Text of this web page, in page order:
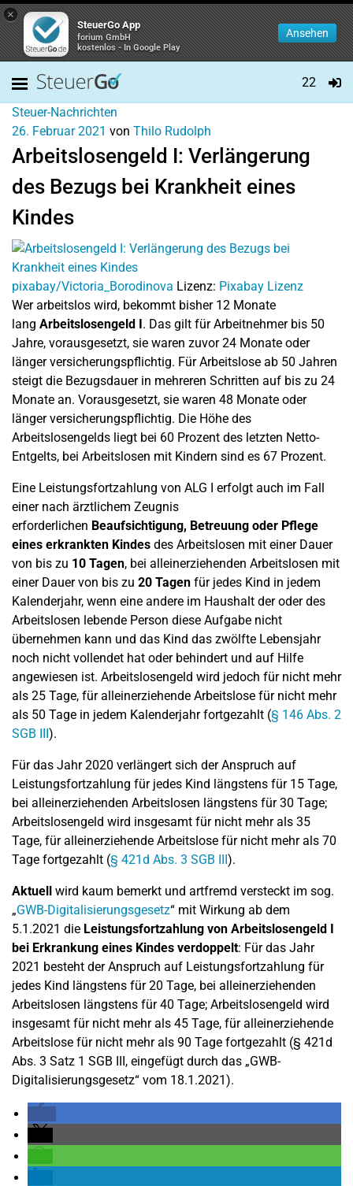
×
SteuerGo App
forium GmbH
kostenlos - In Google Play
Ansehen
22
Steuer-Nachrichten
26. Februar 2021 von Thilo Rudolph
Arbeitslosengeld I: Verlängerung
des Bezugs bei Krankheit eines
Kindes
pixabay/Victoria_Borodinova Lizenz: Pixabay Lizenz
Wer arbeitslos wird, bekommt bisher 12 Monate
lang Arbeitslosengeld I. Das gilt für Arbeitnehmer bis 50
Jahre, vorausgesetzt, sie waren zuvor 24 Monate oder
länger versicherungspflichtig. Für Arbeitslose ab 50 Jahren
steigt die Bezugsdauer in mehreren Schritten auf bis zu 24
Monate an. Vorausgesetzt, sie waren 48 Monate oder
länger versicherungspflichtig. Die Höhe des
Arbeitslosengelds liegt bei 60 Prozent des letzten Netto-
Entgelts, bei Arbeitslosen mit Kindern sind es 67 Prozent.
Eine Leistungsfortzahlung von ALG I erfolgt auch im Fall
einer nach ärztlichem Zeugnis
erforderlichen Beaufsichtigung, Betreuung oder Pflege
eines erkrankten Kindes des Arbeitslosen mit einer Dauer
von bis zu 10 Tagen, bei alleinerziehenden Arbeitslosen mit
einer Dauer von bis zu 20 Tagen für jedes Kind in jedem
Kalenderjahr, wenn eine andere im Haushalt der oder des
Arbeitslosen lebende Person diese Aufgabe nicht
übernehmen kann und das Kind das zwölfte Lebensjahr
noch nicht vollendet hat oder behindert und auf Hilfe
angewiesen ist. Arbeitslosengeld wird jedoch für nicht mehr
als 25 Tage, für alleinerziehende Arbeitslose für nicht mehr
als 50 Tage in jedem Kalenderjahr fortgezahlt (§ 146 Abs. 2
SGB III).
Für das Jahr 2020 verlängert sich der Anspruch auf
Leistungsfortzahlung für jedes Kind längstens für 15 Tage,
bei alleinerziehenden Arbeitslosen längstens für 30 Tage;
Arbeitslosengeld wird insgesamt für nicht mehr als 35
Tage, für alleinerziehende Arbeitslose für nicht mehr als 70
Tage fortgezahlt (§ 421d Abs. 3 SGB III).
Aktuell wird kaum bemerkt und artfremd versteckt im sog.
„GWB-Digitalisierungsgesetz“ mit Wirkung ab dem
5.1.2021 die Leistungsfortzahlung von Arbeitslosengeld I
bei Erkrankung eines Kindes verdoppelt: Für das Jahr
2021 besteht der Anspruch auf Leistungsfortzahlung für
jedes Kind längstens für 20 Tage, bei alleinerziehenden
Arbeitslosen längstens für 40 Tage; Arbeitslosengeld wird
insgesamt für nicht mehr als 45 Tage, für alleinerziehende
Arbeitslose für nicht mehr als 90 Tage fortgezahlt (§ 421d
Abs. 3 Satz 1 SGB III, eingefügt durch das „GWB-
Digitalisierungsgesetz“ vom 18.1.2021).